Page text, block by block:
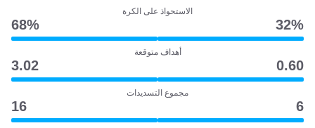
الاستحواذ على الكرة
32‎%‎
68‎%‎
أهداف متوقعة
0.60
3.02
مجموع التسديدات
6
16